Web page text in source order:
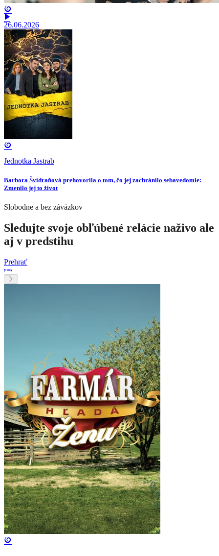
26.06.2026
Jednotka Jastrab
Barbora Švidraňová prehovorila o tom, čo jej zachránilo sebavedomie:
Zmenilo jej to život
Slobodne a bez záväzkov
Sledujte svoje obľúbené relácie naživo ale
aj v predstihu
Prehrať